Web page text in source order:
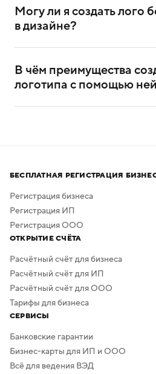
и цвет. Если захотите, сможете
компании и её слоган
Могу ли я создать лого
в дизайне?
дизайнерского опыта. Он
самостоятельного создания
В чём преимущества
логотипа с помощью
а скачать результат можно
качестве. Дополнительная
в сервисе предусмотрено
фона.
БЕСПЛАТНАЯ РЕГИСТРАЦИЯ
Регистрация бизнеса
Регистрация ИП
Регистрация ООО
ОТКРЫТИЕ СЧЁТА
Расчётный счёт для бизнеса
Расчётный счёт для ИП
Расчётный счёт для ООО
Тарифы для бизнеса
СЕРВИСЫ
Банковские гарантии
Бизнес-карты для ИП и ООО
Всё для ведения ВЭД